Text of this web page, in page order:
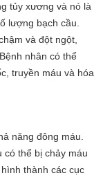
tủy xương và nó là
lượng bạch cầu.
và đột ngột,
nhân có thể
truyền máu và hóa
năng đông máu.
có thể bị chảy máu
thành các cục